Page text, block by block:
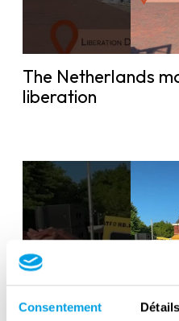
Consentement Détails
The Netherlands
liberation